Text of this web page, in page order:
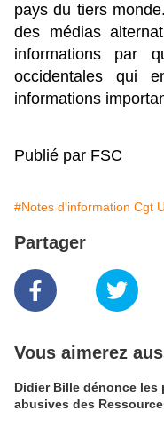
pays du tiers
des médias
informations par
occidentales qui
informations
Publié par FSC
#Notes d'information Cgt
Partager
Vous aimerez
Didier Bille dénonce les
abusives des